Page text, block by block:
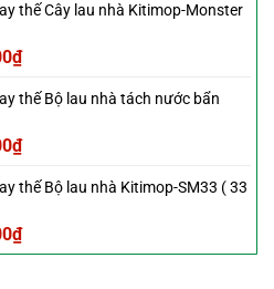
tại
29,000₫.
thế Cây lau nhà Kitimop-Monster
₫Giá
tại
29,000₫.
thế Bộ lau nhà tách nước bẩn
₫Giá
tại
49,000₫.
thế Bộ lau nhà Kitimop-SM33 ( 33
₫Giá
hiện